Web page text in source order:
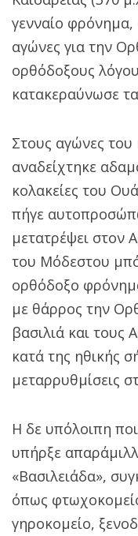
γενναίο φρόνημα,
αγώνες για την
ορθόδοξους
κατακεραύνωσε
Στους αγώνες του
αναδείχτηκε
κολακείες του
πήγε
μετατρέψει στον
του Μόδεστου
ορθόδοξο
με θάρρος την
βασιλιά και τους
κατά της ηθικής
μεταρρυθμίσεις
Η δε υπόλοιπη
υπήρξε
«Βασιλειάδα»,
όπως
γηροκομείο,